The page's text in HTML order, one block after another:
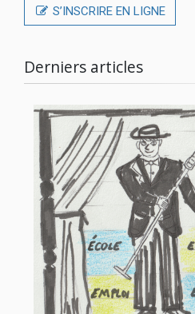
S’INSCRIRE EN LIGNE
Derniers articles